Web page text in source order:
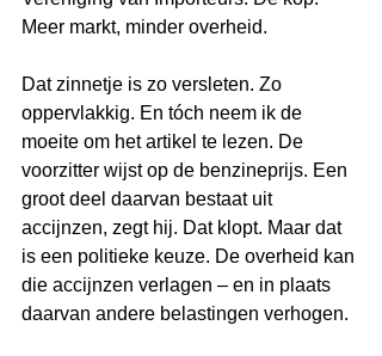
Meer markt, minder overheid.
Dat zinnetje is zo versleten. Zo
oppervlakkig. En tóch neem ik de
moeite om het artikel te lezen. De
voorzitter wijst op de benzineprijs. Een
groot deel daarvan bestaat uit
accijnzen, zegt hij. Dat klopt. Maar dat
is een politieke keuze. De overheid kan
die accijnzen verlagen – en in plaats
daarvan andere belastingen verhogen.